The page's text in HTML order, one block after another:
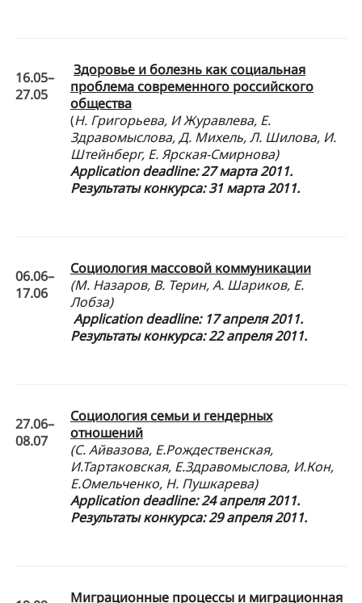
16.05–
27.05
Здоровье и болезнь как социальная
проблема современного российского
общества
(Н. Григорьева, И Журавлева, Е.
Здравомыслова, Д. Михель, Л. Шилова, И.
Штейнберг, Е. Ярская-Смирнова)
Applicationdeadline: 27 марта 2011.
Результаты конкурса: 31 марта 2011.
06.06–
17.06
Социология массовой коммуникации
(М. Назаров, В. Терин, А. Шариков, Е.
Лобза)
Applicationdeadline: 17 апреля 2011.
Результаты конкурса: 22 апреля 2011.
27.06–
08.07
Социология семьи и гендерных
отношений
(С. Айвазова, Е.Рождественская,
И.Тартаковская, Е.Здравомыслова, И.Кон,
Е.Омельченко, Н. Пушкарева)
Applicationdeadline: 24 апреля 2011.
Результаты конкурса: 29 апреля 2011.
Миграционные процессы и миграционная